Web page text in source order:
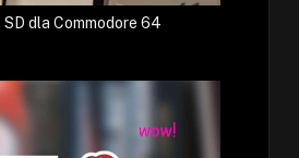
dla Commodore 64